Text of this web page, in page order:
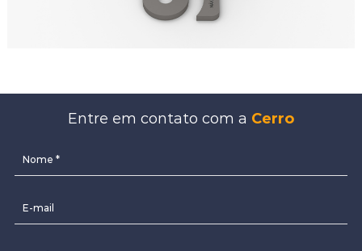
Entre em contato com a Cerro